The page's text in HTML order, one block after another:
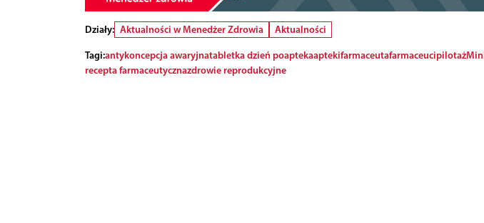
Działy: Aktualności w Menedżer Zdrowia
Aktualności
Tagi:antykoncepcja awaryjnatabletka dzień poaptekaaptekifarmaceutafarmaceucipilotaż
recepta farmaceutycznazdrowie reprodukcyjne